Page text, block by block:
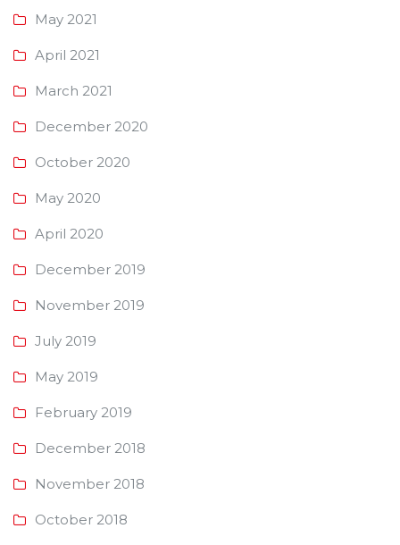
May 2021
April 2021
March 2021
December 2020
October 2020
May 2020
April 2020
December 2019
November 2019
July 2019
May 2019
February 2019
December 2018
November 2018
October 2018